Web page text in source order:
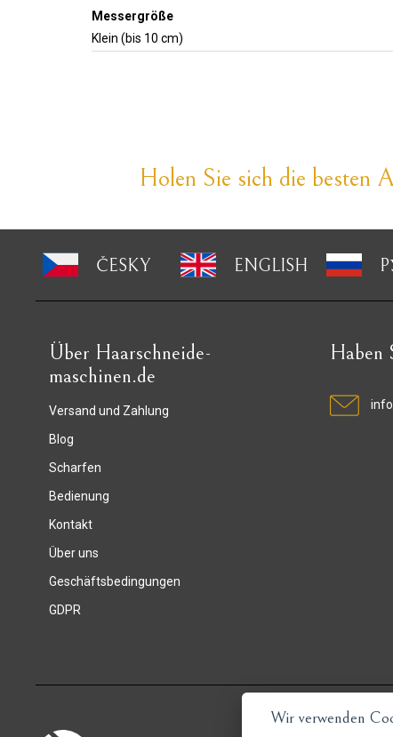
Messergröße
Klein (bis 10 cm)
Holen Sie sich die besten
ČESKY ENGLISH
Über Haarschneide-
maschinen.de
Versand und Zahlung
Blog
Scharfen
Bedienung
Kontakt
Über uns
Geschäftsbedingungen
GDPR
Haben
Wir verwenden